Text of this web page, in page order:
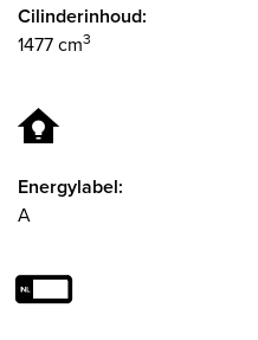
Cilinderinhoud:
1477 cm3
Energylabel:
A